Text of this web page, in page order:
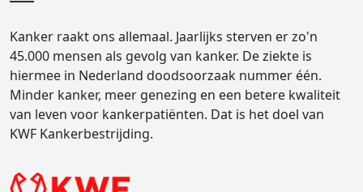
Kanker raakt ons allemaal. Jaarlijks sterven er zo'n
45.000 mensen als gevolg van kanker. De ziekte is
hiermee in Nederland doodsoorzaak nummer één.
Minder kanker, meer genezing en een betere kwaliteit
van leven voor kankerpatiënten. Dat is het doel van
KWF Kankerbestrijding.